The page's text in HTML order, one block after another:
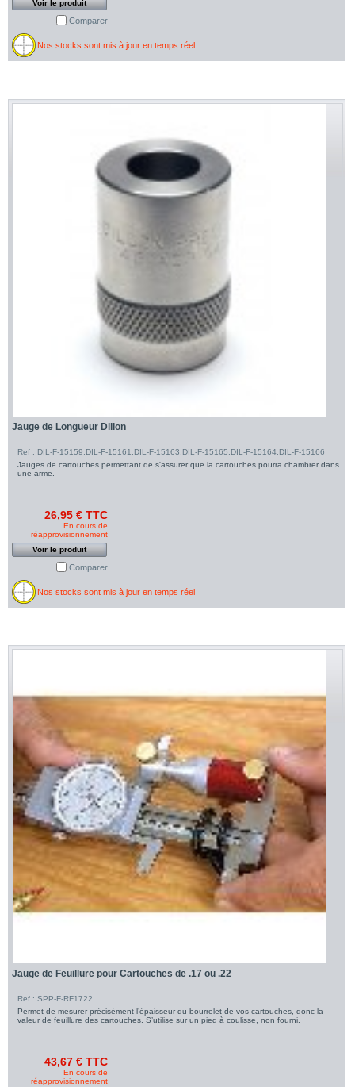
Voir le produit
Comparer
Nos stocks sont mis à jour en temps réel
Jauge de Longueur Dillon
Ref : DIL-F-15159,DIL-F-15161,DIL-F-15163,DIL-F-15165,DIL-F-15164,DIL-F-15166
Jauges de cartouches permettant de s'assurer que la cartouches pourra chambrer dans
une arme.
26,95 € TTC
En cours de
réapprovisionnement
Voir le produit
Comparer
Nos stocks sont mis à jour en temps réel
Jauge de Feuillure pour Cartouches de .17 ou .22
Ref : SPP-F-RF1722
Permet de mesurer précisément l’épaisseur du bourrelet de vos cartouches, donc la
valeur de feuillure des cartouches. S’utilise sur un pied à coulisse, non fourni.
43,67 € TTC
En cours de
réapprovisionnement